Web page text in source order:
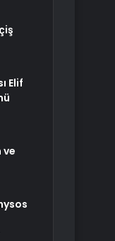
Elif
ve